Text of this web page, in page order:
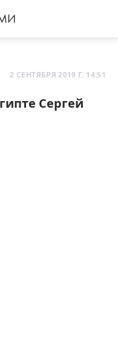
2 СЕНТЯБРЯ 2019 Г. 14:51
Сергей